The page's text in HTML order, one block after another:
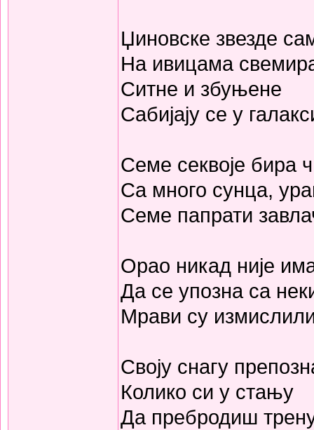
Џиновске звезде
На ивицама
Ситне и збуњене
Сабијају се у
Семе секвоје бира
Са много сунца,
Семе папрати
Орао никад није
Да се упозна са
Мрави су
Своју снагу
Колико си у стању
Да пребродиш